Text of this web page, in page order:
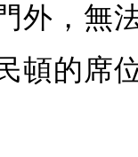
外，無
頓的席